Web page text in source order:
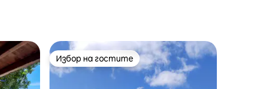
Избор на гостите
Избор на гостите